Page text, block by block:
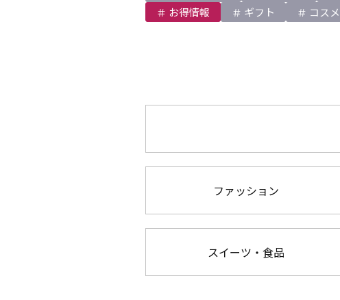
お得情報
ギフト コスメ
ファッション
スイーツ・食品